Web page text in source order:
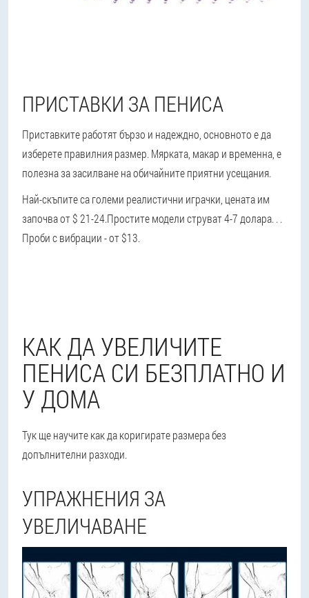
ПРИСТАВКИ ЗА ПЕНИСА
Приставките работят бързо и надеждно, основното е да
изберете правилния размер. Мярката, макар и временна, е
полезна за засилване на обичайните приятни усещания.
Най-скъпите са големи реалистични играчки, цената им
започва от $ 21-24.Простите модели струват 4-7 долара. . .
Проби с вибрации - от $13.
КАК ДА УВЕЛИЧИТЕ
ПЕНИСА СИ БЕЗПЛАТНО И
У ДОМА
Тук ще научите как да коригирате размера без
допълнителни разходи.
УПРАЖНЕНИЯ ЗА
УВЕЛИЧАВАНЕ